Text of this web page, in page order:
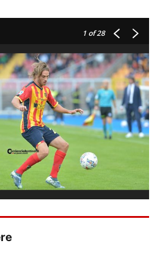
1 of 28